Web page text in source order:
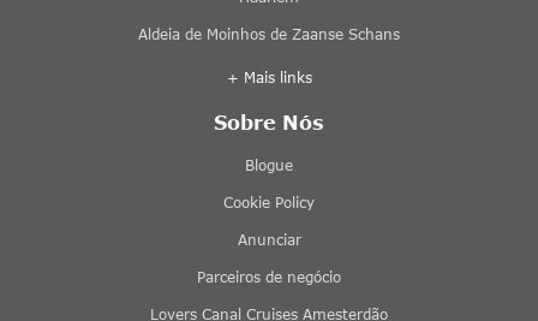
Aldeia de Moinhos de Zaanse Schans
+ Mais links
Sobre Nós
Blogue
Cookie Policy
Anunciar
Parceiros de negócio
Lovers Canal Cruises Amesterdão